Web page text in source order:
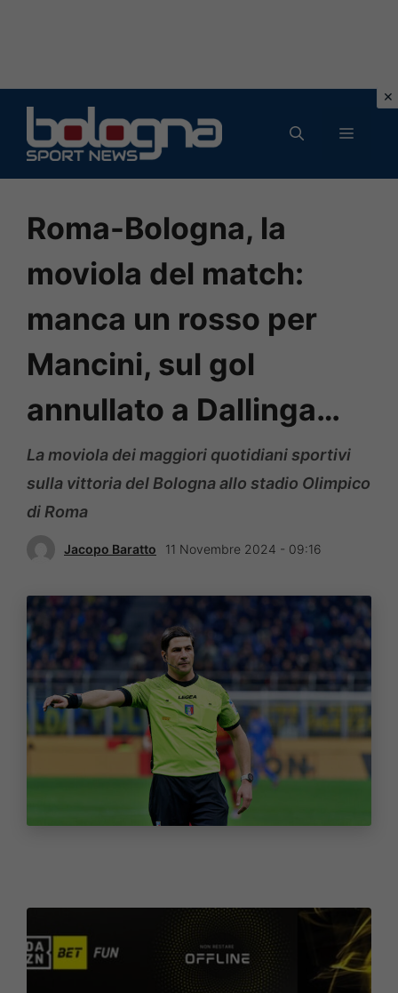
contenuto
MENU
Roma-Bologna, la
moviola del match:
manca un rosso per
Mancini, sul gol
annullato a Dallinga…
La moviola dei maggiori quotidiani sportivi
sulla vittoria del Bologna allo stadio Olimpico
di Roma
Jacopo Baratto 11 Novembre 2024 - 09:16